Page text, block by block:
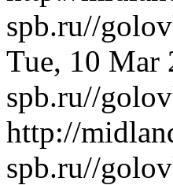
spb.ru//
Tue, 10 Mar
spb.ru//
http://
spb.ru//